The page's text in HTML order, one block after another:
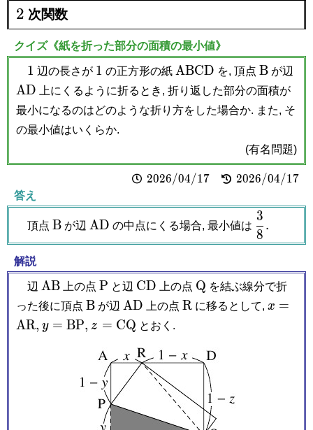
2
2 次関数
クイズ《紙を折った部分の面積の最小値》
1
1 辺の長さが 1
1 の正方形の紙 \mathrm{ABCD}
ABCD を, 頂点 \mathrm
B
B が辺
AD 上にくるように折るとき, 折り返した部分の面積が
最小になるのはどのような折り方をした場合か. また, そ
の最小値はいくらか.
(有名問題)
2026/04/17
2026/04/17 2026/04/17
2026/04/17
答え
頂点 \mathrm
B が辺 \mathrm{AD}
AD の中点にくる場合, 最小値は \dfrac{3}
{8}.
8
3
.
解説
辺 \mathrm{AB}
AB 上の点 \mathrm
P
P と辺 \mathrm{CD}
CD 上の点 \mathrm
Q
Q を結ぶ線分で折
った後に頂点 \mathrm
B
B が辺 \mathrm{AD}
AD 上の点 \mathrm
R に移るとして, x =
x =
AR, y =
y = BP, z =
z = CQ とおく.